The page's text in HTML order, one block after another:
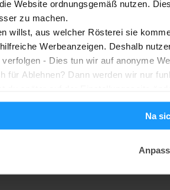
Website ordnungsgemäß nutzen.
zu machen.
willst, aus welcher Rösterei sie
Werbeanzeigen. Deshalb
- Dies tun wir auf anonyme
für Ablehnen? Dann werden wir nur
Na
Die neue Kamerafamilie im Überblick
-